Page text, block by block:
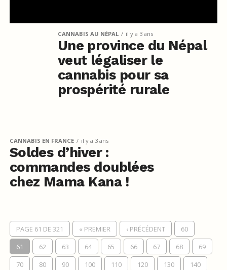
CANNABIS AU NÉPAL il y a 3 ans
Une province du Népal
veut légaliser le
cannabis pour sa
prospérité rurale
CANNABIS EN FRANCE il y a 3 ans
Soldes d’hiver :
commandes doublées
chez Mama Kana !
PAGE 61 DE 321 « PREMIER ‹ PRÉCÉDENT
60
61
62 63 64 65 66 67 68
69
70
80 90 100 110 120 130
140